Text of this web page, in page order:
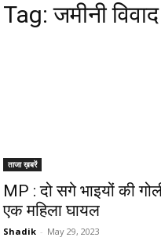
Tag:जमीनी विवाद
ताजा ख़बरें
MP : दो सगे भाइयों की
एक महिला घायल
Shadik - May 29, 2023